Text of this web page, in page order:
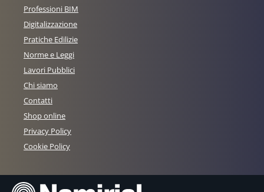
Professioni BIM
Digitalizzazione
Pratiche Edilizie
Norme e Leggi
Lavori Pubblici
Chi siamo
Contatti
Shop online
Privacy Policy
Cookie Policy